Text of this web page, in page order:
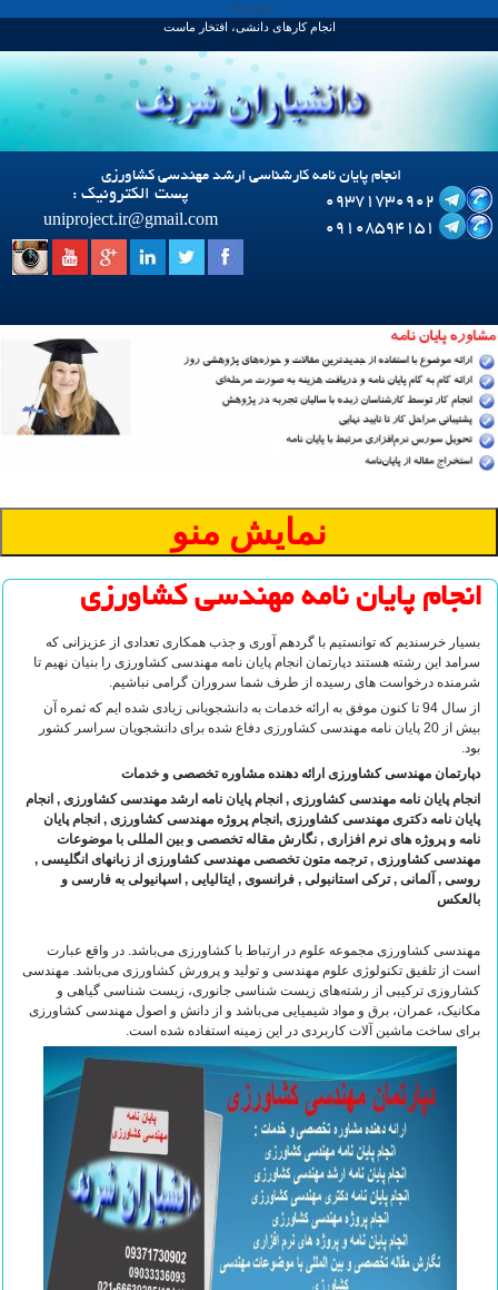
Google+
انجام کارهای دانشی، افتخار ماست
انجام پایان نامه کارشناسی ارشد مهندسی کشاورزی
پست الکترونیک :
uniproject.ir@gmail.com
انجام پایان نامه مهندسی کشاورزی
بسیار خرسندیم که توانستیم با گردهم آوری و جذب همکاری تعدادی از عزیزانی که
سرامد این رشته هستند دپارتمان انجام پایان نامه مهندسی کشاورزی را بنیان نهیم تا
شرمنده درخواست های رسیده از طرف شما سروران گرامی نباشیم.
از سال 94 تا کنون موفق به ارائه خدمات به دانشجویانی زیادی شده ایم که ثمره آن
بیش از 20 پایان نامه مهندسی کشاورزی دفاع شده برای دانشجویان سراسر کشور
بود.
دپارتمان مهندسی کشاورزی ارائه دهنده مشاوره تخصصی و خدمات
انجام پایان نامه مهندسی کشاورزی , انجام پایان نامه ارشد مهندسی کشاورزی , انجام
پایان نامه دکتری مهندسی کشاورزی , انجام پروژه مهندسی کشاورزی , انجام پایان
نامه و پروژه های نرم افزاری , نگارش مقاله تخصصی و بین المللی با موضوعات
مهندسی کشاورزی ,ترجمه متون تخصصی مهندسی کشاورزی از زبانهای انگلیسی ,
روسی , آلمانی , ترکی استانبولی , فرانسوی , ایتالیایی , اسپانیولی به فارسی و
بالعکس
مهندسی کشاورزی مجموعه علوم در ارتباط با کشاورزی می‌باشد. در واقع عبارت
است از تلفیق تکنولوژی علوم مهندسی و تولید و پرورش کشاورزی می‌باشد. مهندسی
کشاروزی ترکیبی از رشته‌های زیست شناسی جانوری، زیست شناسی گیاهی و
مکانیک، عمران، برق و مواد شیمیایی می‌باشد و از دانش و اصول مهندسی کشاورزی
برای ساخت ماشین آلات کاربردی در این زمینه استفاده شده ‌است.